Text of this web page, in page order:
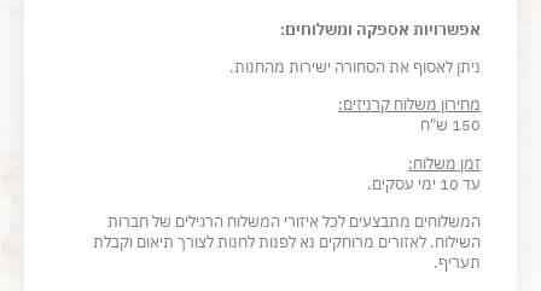
אפשרויות אספקה ומשלוחים:
ניתן לאסוף את הסחורה ישירות מהחנות.
מחירון משלוח קרניזים:
150 ש"ח
זמן משלוח:
עד 10 ימי עסקים.
המשלוחים מתבצעים לכל איזורי המשלוח הרגילים של חברות
השילוח. לאזורים מרוחקים נא לפנות לחנות לצורך תיאום וקבלת
תעריף.